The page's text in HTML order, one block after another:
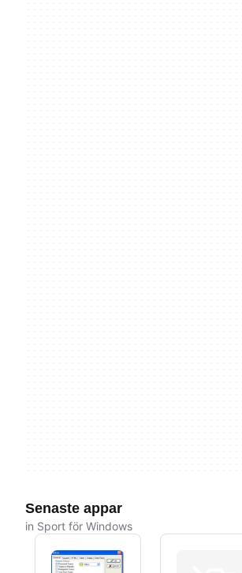
Senaste appar
in Sport för Windows